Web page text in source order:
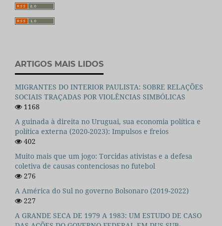
ARTIGOS MAIS LIDOS
MIGRANTES DO INTERIOR PAULISTA: SOBRE RELAÇÕES
SOCIAIS TRAÇADAS POR VIOLÊNCIAS SIMBÓLICAS
1168
A guinada à direita no Uruguai, sua economia política e
política externa (2020-2023): Impulsos e freios
402
Muito mais que um jogo: Torcidas ativistas e a defesa
coletiva de causas contenciosas no futebol
276
A América do Sul no governo Bolsonaro (2019-2022)
227
A GRANDE SECA DE 1979 A 1983: UM ESTUDO DE CASO